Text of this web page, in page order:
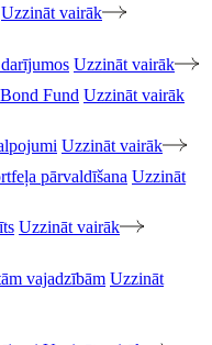
Uzzināt vairāk
Uzzināt vairāk
Fund Uzzināt vairāk
Uzzināt vairāk
pārvaldīšana Uzzināt
Uzzināt vairāk
vajadzībām Uzzināt